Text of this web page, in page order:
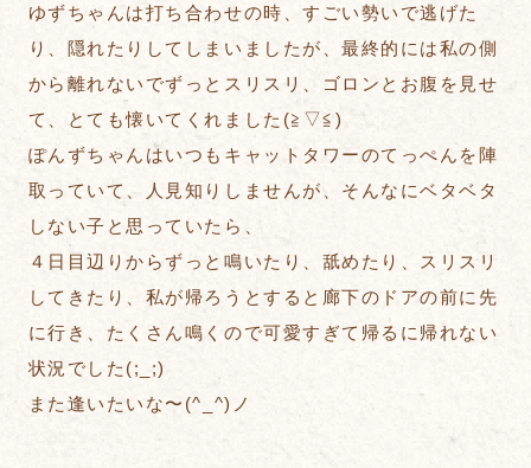
ゆずちゃんは打ち合わせの時、すごい勢いで逃げた
り、隠れたりしてしまいましたが、最終的には私の側
から離れないでずっとスリスリ、ゴロンとお腹を見せ
て、とても懐いてくれました(≧▽≦)
ぽんずちゃんはいつもキャットタワーのてっぺんを陣
取っていて、人見知りしませんが、そんなにベタベタ
しない子と思っていたら、
４日目辺りからずっと鳴いたり、舐めたり、スリスリ
してきたり、私が帰ろうとすると廊下のドアの前に先
に行き、たくさん鳴くので可愛すぎて帰るに帰れない
状況でした(;_;)
また逢いたいな〜(^_^)ノ